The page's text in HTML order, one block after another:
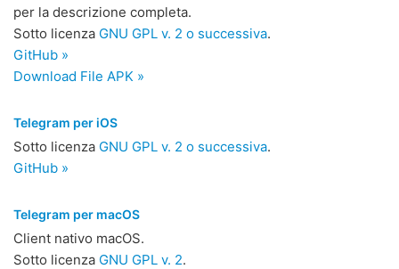
per la descrizione completa.
Sotto licenza GNU GPL v. 2 o successiva.
GitHub »
Download File APK »
Telegram per iOS
Sotto licenza GNU GPL v. 2 o successiva.
GitHub »
Telegram per macOS
Client nativo macOS.
Sotto licenza GNU GPL v. 2.